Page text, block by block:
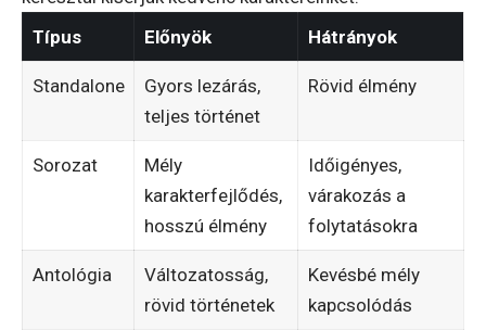
Típus
Előnyök Hátrányok
Standalone
Gyors lezárás,
teljes történet
Rövid élmény
Sorozat
Mély
karakterfejlődés,
hosszú élmény
Időigényes,
várakozás a
folytatásokra
Antológia
Változatosság,
rövid történetek
Kevésbé mély
kapcsolódás